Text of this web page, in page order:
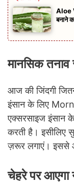
Aloe
बनाने
मानसिक तनाव
आज की जिंदगी
इंसान के लिए
एक्सरसाइज इंसान
करती है। इसीलिए
ज़रूर लगाएं। इससे
चेहरे पर आएगा